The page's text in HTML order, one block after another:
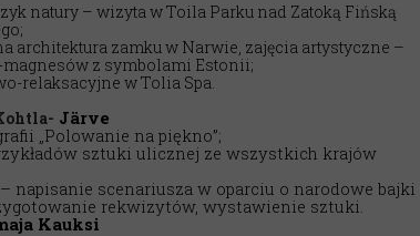
natury – wizyta w Toila Parku nad Zatoką Fińską
architektura zamku w Narwie, zajęcia artystyczne –
z symbolami Estonii;
relaksacyjne w Tolia Spa.
Järve
„Polowanie na piękno”;
sztuki ulicznej ze wszystkich krajów
napisanie scenariusza w oparciu o narodowe bajki
rekwizytów, wystawienie sztuki.
Kauksi